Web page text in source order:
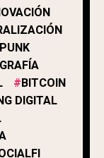
3
3
BITCOIN
DIGITAL